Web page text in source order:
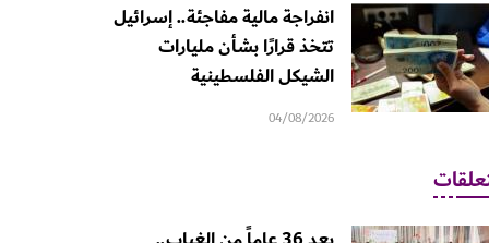
انفراجة مالية مفاجئة.. إسرائيل
تتخذ قرارًا بشأن مليارات
الشيكل الفلسطينية
04/08/2026